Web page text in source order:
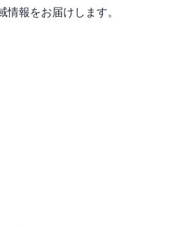
情報をお届けします。